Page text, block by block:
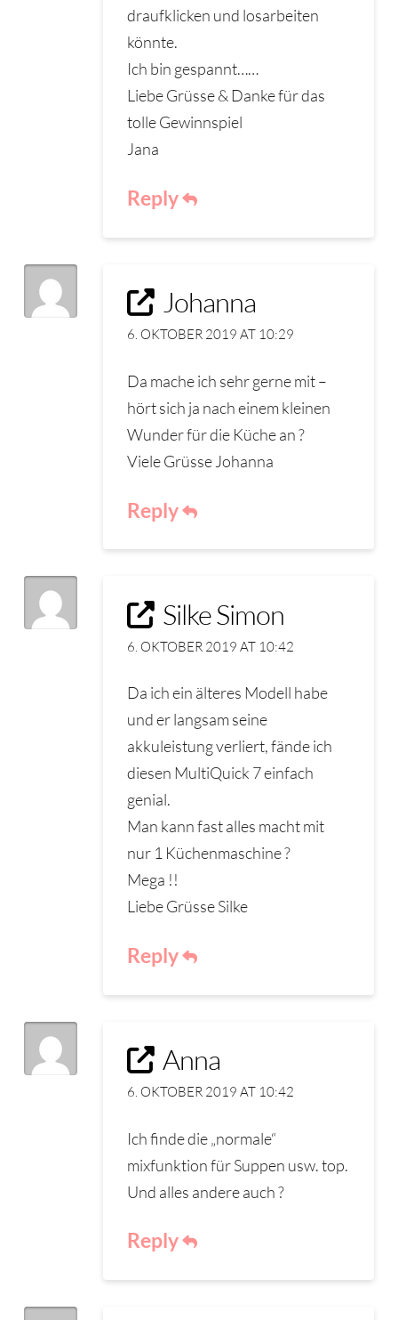
draufklicken und losarbeiten
könnte.
Ich bin gespannt……
Liebe Grüsse & Danke für das
tolle Gewinnspiel
Jana
Reply
Johanna
6. OKTOBER 2019 AT 10:29
Da mache ich sehr gerne mit –
hört sich ja nach einem kleinen
Wunder für die Küche an ?
Viele Grüsse Johanna
Reply
Silke Simon
6. OKTOBER 2019 AT 10:42
Da ich ein älteres Modell habe
und er langsam seine
akkuleistung verliert, fände ich
diesen MultiQuick 7 einfach
genial.
Man kann fast alles macht mit
nur 1 Küchenmaschine ?
Mega !!
Liebe Grüsse Silke
Reply
Anna
6. OKTOBER 2019 AT 10:42
Ich finde die „normale“
mixfunktion für Suppen usw. top.
Und alles andere auch ?
Reply